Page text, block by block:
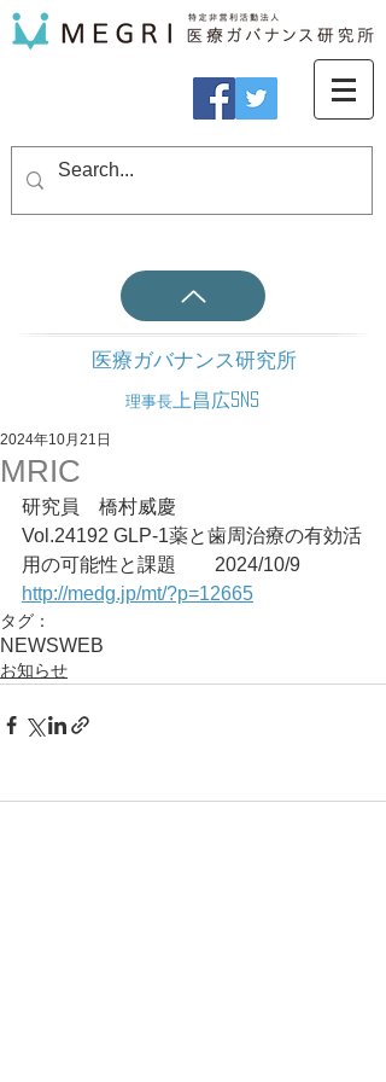
医療ガバナンス研究所
理事長 上昌広SNS
MRIC
2024年10月21日
研究員　橋村威慶
Vol.24192 GLP-1薬と歯周治療の有効活
用の可能性と課題	2024/10/9
http://medg.jp/mt/?p=12665
タグ：
NEWSWEB
お知らせ